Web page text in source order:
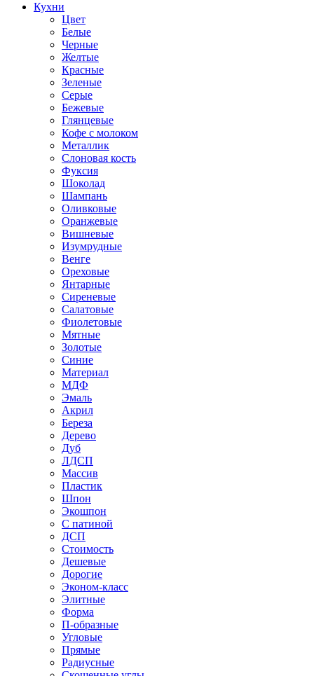
Кухни
Цвет
Белые
Черные
Желтые
Красные
Зеленые
Серые
Бежевые
Глянцевые
Кофе с молоком
Металлик
Слоновая кость
Фуксия
Шоколад
Шампань
Оливковые
Оранжевые
Вишневые
Изумрудные
Венге
Ореховые
Янтарные
Сиреневые
Салатовые
Фиолетовые
Мятные
Золотые
Синие
Материал
МДФ
Эмаль
Акрил
Береза
Дерево
Дуб
ЛДСП
Массив
Пластик
Шпон
Экошпон
С патиной
ДСП
Стоимость
Дешевые
Дорогие
Эконом-класс
Элитные
Форма
П-образные
Угловые
Прямые
Радиусные